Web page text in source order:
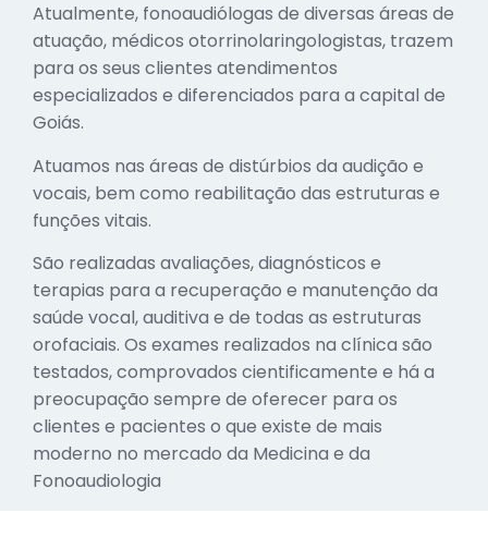
Atualmente, fonoaudiólogas de diversas áreas de
atuação, médicos otorrinolaringologistas, trazem
para os seus clientes atendimentos
especializados e diferenciados para a capital de
Goiás.
Atuamos nas áreas de distúrbios da audição e
vocais, bem como reabilitação das estruturas e
funções vitais.
São realizadas avaliações, diagnósticos e
terapias para a recuperação e manutenção da
saúde vocal, auditiva e de todas as estruturas
orofaciais. Os exames realizados na clínica são
testados, comprovados cientificamente e há a
preocupação sempre de oferecer para os
clientes e pacientes o que existe de mais
moderno no mercado da Medicina e da
Fonoaudiologia